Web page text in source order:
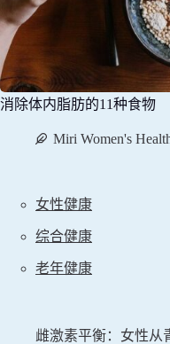
消除体内脂肪的11种食物
Miri Women's
女性健康
综合健康
老年健康
雌激素平衡：女性从